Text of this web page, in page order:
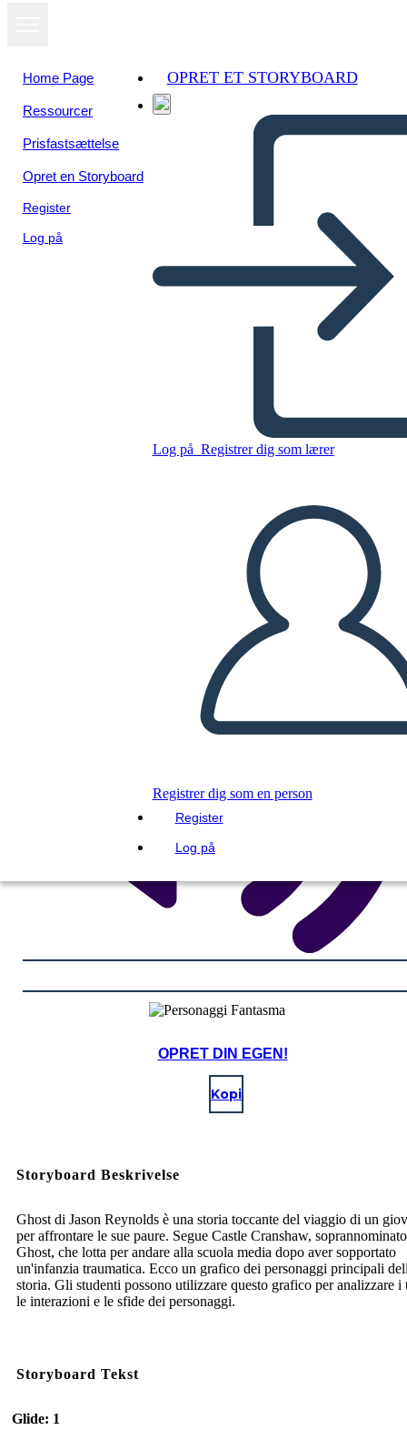
Home Page
Ressourcer
Prisfastsættelse
Opret en Storyboard
Register
Log på
OPRET ET STORYBOARD
Log på Registrer dig som lærer
Registrer dig som en person
Register
Log på
Personaggi Fantasma
LAVE ET STORYBOARD
AFSPIL DIASSHOW
LÆS FOR MIG
OPRET DIN EGEN!
Kopi
Storyboard Beskrivelse
Ghost di Jason Reynolds è una storia toccante del viaggio di un
per affrontare le sue paure. Segue Castle Cranshaw, soprannominato
Ghost, che lotta per andare alla scuola media dopo aver sopportato
un'infanzia traumatica. Ecco un grafico dei personaggi principali
storia. Gli studenti possono utilizzare questo grafico per analizzare i
le interazioni e le sfide dei personaggi.
Storyboard Tekst
Glide: 1